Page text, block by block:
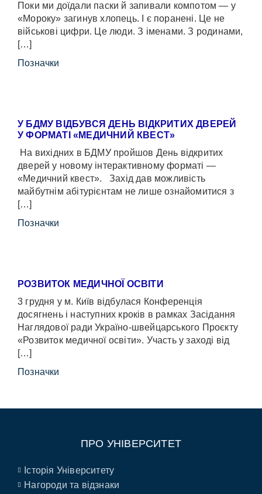
Поки ми доїдали паски й запивали компотом — у
«Мороку» загинув хлопець. І є поранені. Це не
військові цифри. Це люди. З іменами. З родинами,
[…]
Позначки
У БДМУ ВІДБУВСЯ ДЕНЬ ВІДКРИТИХ ДВЕРЕЙ
У ФОРМАТІ «МЕДИЧНИЙ КВЕСТ»
На вихідних в БДМУ пройшов День відкритих
дверей у новому інтерактивному форматі —
«Медичний квест». Захід дав можливість
майбутнім абітурієнтам не лише ознайомитися з
[…]
Позначки
РОЗВИТОК МЕДИЧНОЇ ОСВІТИ
3 грудня у м. Київ відбулася Конференція
досягнень і наступних кроків в рамках Засідання
Наглядової ради Україно-швейцарського Проєкту
«Розвиток медичної освіти». Участь у заході від
[…]
Позначки
ПРО УНІВЕРСИТЕТ
Історія Університету
Нагороди та відзнаки